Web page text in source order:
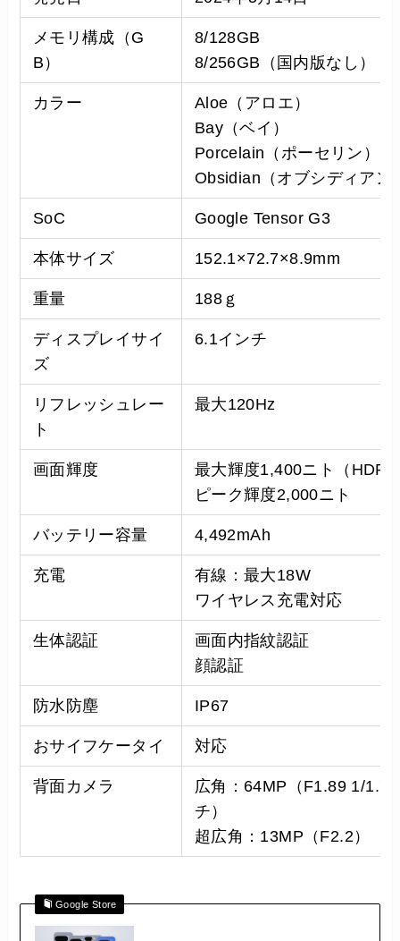
メモリ構成（G
B）
8/128GB
8/256GB（国内版なし）
カラー
Aloe（アロエ）
Bay（ベイ）
Porcelain（ポーセリン）
Obsidian（オブシディアン
SoC Google Tensor G3
本体サイズ 152.1×72.7×8.9mm
重量 188ｇ
ディスプレイサイ
ズ
6.1インチ
リフレッシュレー
ト
最大120Hz
画面輝度
最大輝度1,400ニト（HDR
ピーク輝度2,000ニト
バッテリー容量 4,492mAh
充電
有線：最大18W
ワイヤレス充電対応
生体認証
画面内指紋認証
顔認証
防水防塵 IP67
おサイフケータイ 対応
背面カメラ
広角：64MP（F1.89 1/
チ）
超広角：13MP（F2.2）
Google Store